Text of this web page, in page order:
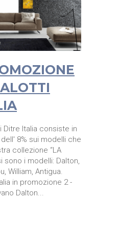
Ditre Italia consiste in
8% sui modelli che
collezione “LA
sono i modelli: Dalton,
William, Antigua.
in promozione 2 -
Dalton